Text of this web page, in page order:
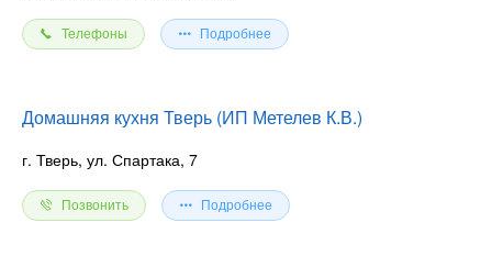
Телефоны Подробнее
Домашняя кухня Тверь (ИП Метелев К.В.)
г. Тверь, ул. Спартака, 7
Позвонить Подробнее